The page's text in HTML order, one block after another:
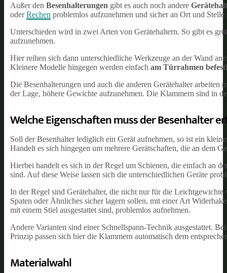
Außer den Besenhalterungen gibt es auch noch andere
oderRechen problemlos aufzunehmen und sicher an Ort und Stelle
Unterschieden wird in zwei Arten von Gerätehaltern. So gibt es
aufzunehmen.
Hier reihen sich dann unterschiedliche Werkzeuge an der Wand
Kleinere Modelle hingegen werden einfach am Türrahmen
Die Besenhalterungen und auch die anderen Gerätehalter arbeiten
der Lage, höhere Gewichte aufzunehmen. Die Klammern sind in
Welche Eigenschaften muss der Besenhalter
Soll der Besenhalter lediglich ein Gerät aufnehmen, so ist ein
Handelt es sich hingegen um mehrere Gerätschaften, die an dem
Hierbei handelt es sich in der Regel um Schienen, die einfach an
sind. Auf diese Weise lassen sich die unterschiedlichen Geräte
In der Regel sind Gerätehalter, die nicht nur für die
Spaten oder Ähnliches sicher lagern sollen, mit einer Art
mit einem Stiel ausgestattet sind, problemlos aufnehmen.
Andere Varianten sind einer Schnellspann-Technik ausgestattet.
Prinzip passen sich hier die Klammern automatisch dem
Materialwahl